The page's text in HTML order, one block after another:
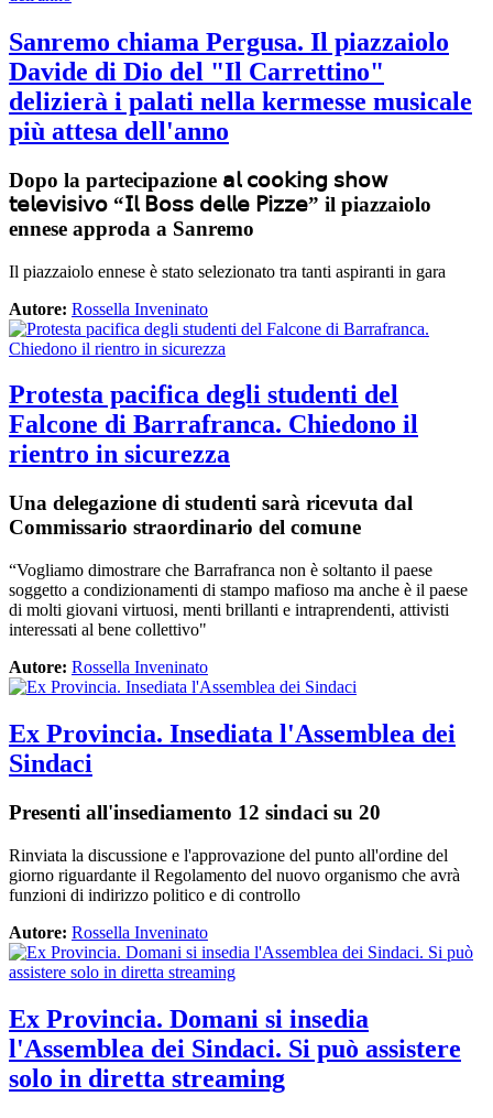
Sanremo chiama Pergusa. Il piazzaiolo
Davide di Dio del "Il Carrettino"
delizierà i palati nella kermesse musicale
più attesa dell'anno
Dopo la partecipazione 𝖺𝗅 𝖼𝗈𝗈𝗄𝗂𝗇𝗀 𝗌𝗁𝗈𝗐
𝗍𝖾𝗅𝖾𝗏𝗂𝗌𝗂𝗏𝗈 “𝖨𝗅 𝖡𝗈𝗌𝗌 𝖽𝖾𝗅𝗅𝖾 𝖯𝗂𝗓𝗓𝖾” il piazzaiolo
ennese approda a Sanremo
Il piazzaiolo ennese è stato selezionato tra tanti aspiranti in gara
Autore: Rossella Inveninato
Protesta pacifica degli studenti del
Falcone di Barrafranca. Chiedono il
rientro in sicurezza
Una delegazione di studenti sarà ricevuta dal
Commissario straordinario del comune
“Vogliamo dimostrare che Barrafranca non è soltanto il paese
soggetto a condizionamenti di stampo mafioso ma anche è il paese
di molti giovani virtuosi, menti brillanti e intraprendenti, attivisti
interessati al bene collettivo"
Autore: Rossella Inveninato
Ex Provincia. Insediata l'Assemblea dei
Sindaci
Presenti all'insediamento 12 sindaci su 20
Rinviata la discussione e l'approvazione del punto all'ordine del
giorno riguardante il Regolamento del nuovo organismo che avrà
funzioni di indirizzo politico e di controllo
Autore: Rossella Inveninato
Ex Provincia. Domani si insedia
l'Assemblea dei Sindaci. Si può assistere
solo in diretta streaming